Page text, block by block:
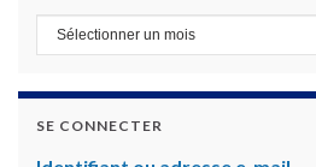
Archives
SE CONNECTER